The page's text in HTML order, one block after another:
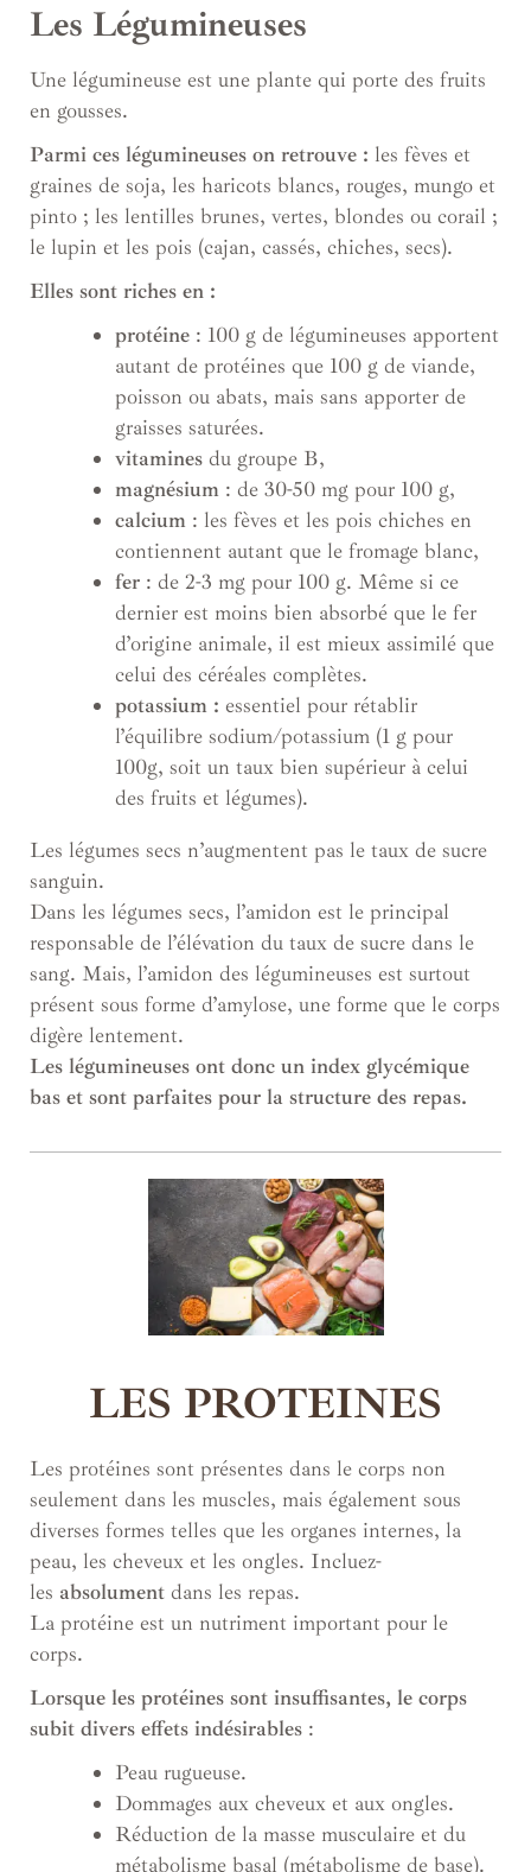
Les Légumineuses
Une légumineuse est une plante qui porte des fruits
en gousses.
Parmi ces légumineuses on retrouve : les fèves et
graines de soja, les haricots blancs, rouges, mungo et
pinto ; les lentilles brunes, vertes, blondes ou corail ;
le lupin et les pois (cajan, cassés, chiches, secs).
Elles sont riches en :
protéine : 100 g de légumineuses apportent
autant de protéines que 100 g de viande,
poisson ou abats, mais sans apporter de
graisses saturées.
vitamines du groupe B,
magnésium : de 30-50 mg pour 100 g,
calcium : les fèves et les pois chiches en
contiennent autant que le fromage blanc,
fer : de 2-3 mg pour 100 g. Même si ce
dernier est moins bien absorbé que le fer
d’origine animale, il est mieux assimilé que
celui des céréales complètes.
potassium : essentiel pour rétablir
l’équilibre sodium/potassium (1 g pour
100g, soit un taux bien supérieur à celui
des fruits et légumes).
Les légumes secs n’augmentent pas le taux de sucre
sanguin.
Dans les légumes secs, l’amidon est le principal
responsable de l’élévation du taux de sucre dans le
sang. Mais, l’amidon des légumineuses est surtout
présent sous forme d’amylose, une forme que le corps
digère lentement.
Les légumineuses ont donc un index glycémique
bas et sont parfaites pour la structure des repas.
LES PROTEINES
Les protéines sont présentes dans le corps non
seulement dans les muscles, mais également sous
diverses formes telles que les organes internes, la
peau, les cheveux et les ongles. Incluez-
les absolument dans les repas.
La protéine est un nutriment important pour le
corps.
Lorsque les protéines sont insuffisantes, le corps
subit divers effets indésirables :
Peau rugueuse.
Dommages aux cheveux et aux ongles.
Réduction de la masse musculaire et du
métabolisme basal (métabolisme de base).